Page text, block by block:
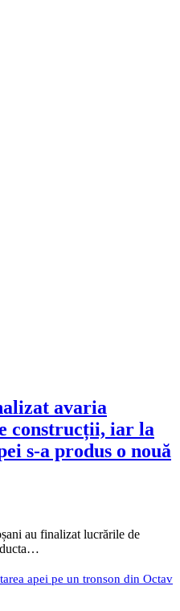
avaria
construcții, iar la
s-a produs o nouă
au finalizat lucrările de
apei pe un tronson din Octav